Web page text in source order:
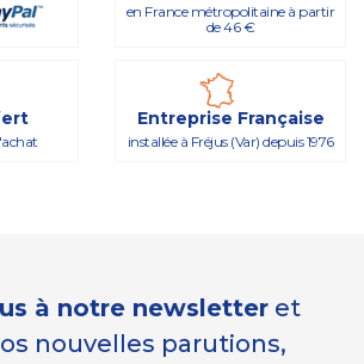
en France métropolitaine à partir
de 46 €
Entreprise Française
installée à Fréjus (Var) depuis 1976
à notre newsletter et
nouvelles parutions,